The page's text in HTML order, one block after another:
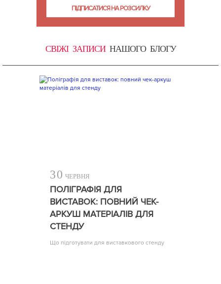
СВІЖІ ЗАПИСИНАШОГО БЛОГУ
30 ЧЕРВНЯ
ПОЛІГРАФІЯ ДЛЯ
ВИСТАВОК: ПОВНИЙ ЧЕК-
АРКУШ МАТЕРІАЛІВ ДЛЯ
СТЕНДУ
Що підготувати для виставкового стенду